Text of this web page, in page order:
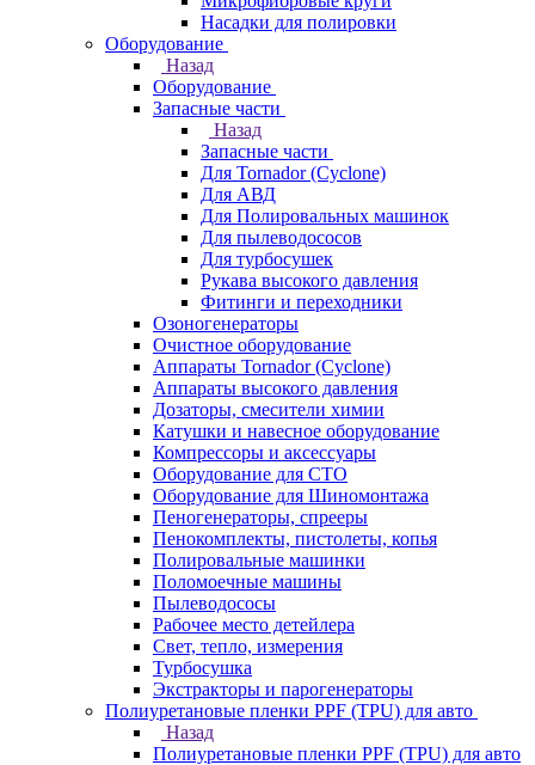
Насадки для полировки
Оборудование
Назад
Оборудование
Запасные части
Назад
Запасные части
Для Tornador (Cyclone)
Для АВД
Для Полировальных машинок
Для пылеводососов
Для турбосушек
Рукава высокого давления
Фитинги и переходники
Озоногенераторы
Очистное оборудование
Аппараты Tornador (Cyclone)
Аппараты высокого давления
Дозаторы, смесители химии
Катушки и навесное оборудование
Компрессоры и аксессуары
Оборудование для СТО
Оборудование для Шиномонтажа
Пеногенераторы, спрееры
Пенокомплекты, пистолеты, копья
Полировальные машинки
Поломоечные машины
Пылеводососы
Рабочее место детейлера
Свет, тепло, измерения
Турбосушка
Экстракторы и парогенераторы
Полиуретановые пленки PPF (TPU) для авто
Назад
Полиуретановые пленки PPF (TPU) для авто